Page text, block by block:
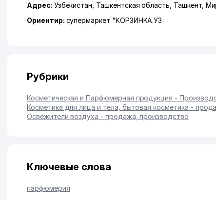
Адрес: Узбекистан, Ташкентская область Ташкент,
Ориентир: супермаркет "КОРЗИНКА.УЗ
Рубрики
Косметическая и Парфюмерная продукция -
Косметика для лица и тела, бытовая косметика -
Освежители воздуха - продажа, производство
Ключевые слова
парфюмерия